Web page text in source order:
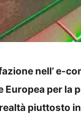
nell’ e-
Europea per
realtà piuttosto